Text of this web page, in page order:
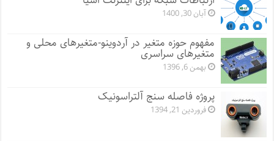
آبان 30, 1400
مفهوم حوزه متغیر در آردوینو-متغیرهای محلی و
متغیرهای سراسری
بهمن 6, 1396
پروژه فاصله سنج آلتراسونیک
فروردین 21, 1394